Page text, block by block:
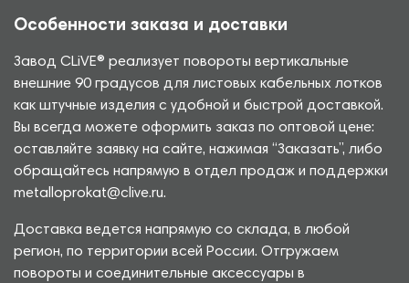
Особенности заказа и доставки
Завод CLiVE® реализует повороты вертикальные
внешние 90 градусов для листовых кабельных лотков
как штучные изделия с удобной и быстрой доставкой.
Вы всегда можете оформить заказ по оптовой цене:
оставляйте заявку на сайте, нажимая “Заказать”, либо
обращайтесь напрямую в отдел продаж и поддержки
metalloprokat@clive.ru.
Доставка ведется напрямую со склада, в любой
регион, по территории всей России. Отгружаем
повороты и соединительные аксессуары в